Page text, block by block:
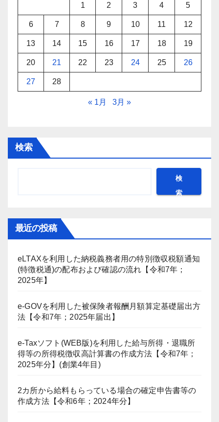
1 2 3 4 5
6 7 8 9 10 11 12
13 14 15 16 17 18 19
20 21 22 23 24 25 26
27 28
« 1月 3月 »
検索
検
索
最近の投稿
eLTAXを利用した納税義務者用の特別徴収税額通知
(特徴税通)の配布および確認の流れ【令和7年；
2025年】
e-GOVを利用した被保険者報酬月額算定基礎届出方
法【令和7年；2025年届出】
e-Taxソフト(WEB版)を利用した給与所得・退職所
得等の所得税徴収高計算書の作成方法【令和7年；
2025年分】(創業4年目)
2カ所から給料もらっている場合の確定申告書等の
作成方法【令和6年；2024年分】